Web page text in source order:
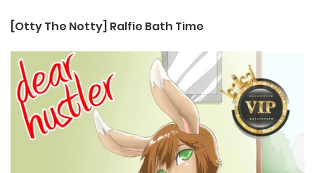
[Otty The Notty] Ralfie Bath Time